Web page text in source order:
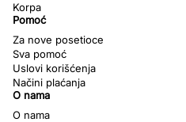
Korpa
Pomoć
Za nove posetioce
Sva pomoć
Uslovi korišćenja
Načini plaćanja
O nama
O nama